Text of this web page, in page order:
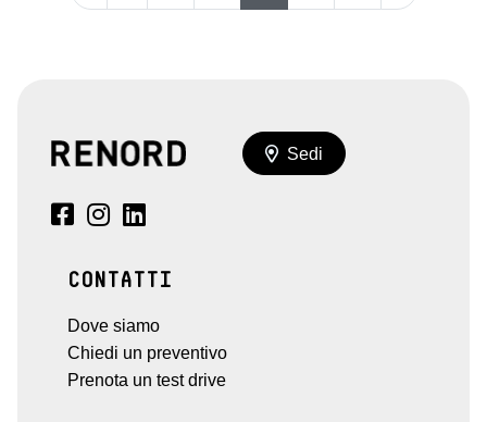
Sedi
CONTATTI
Dove siamo
Chiedi un preventivo
Prenota un test drive